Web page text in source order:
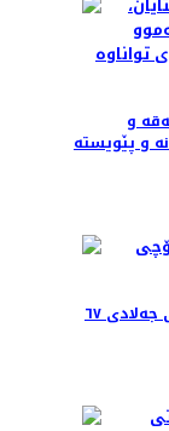
و
و پێویستە
وتەبێژی موجاهیدینی خەلق: بۆنەی کۆچی دوایی جەلادی ٦٧